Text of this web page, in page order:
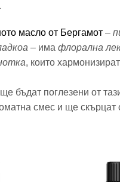
масло от Бергамот –
– има флорална
, които
бъдат поглезени от
смес и ще скърцат